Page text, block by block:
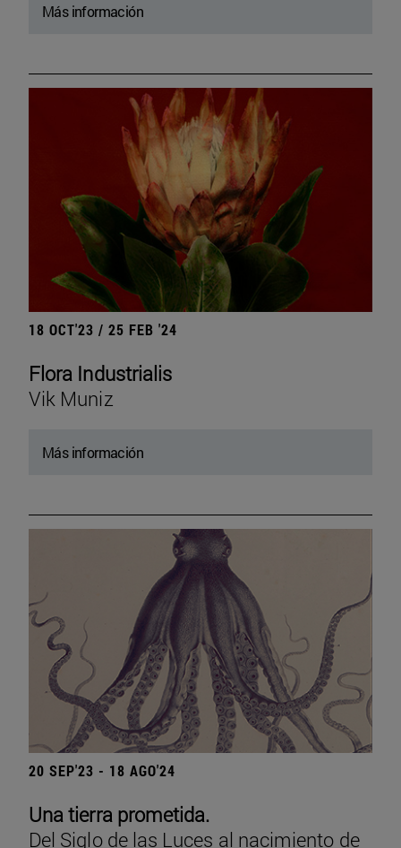
Más información
18 OCT'23 / 25 FEB '24
Flora Industrialis
Vik Muniz
Más información
20 SEP'23 - 18 AGO'24
Una tierra prometida.
Del Siglo de las Luces al nacimiento de